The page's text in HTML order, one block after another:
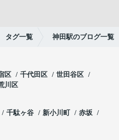
タグ一覧 神田駅のブログ一覧
区 千代田区
世田谷区
川区
千駄ヶ谷 新小川町
赤坂